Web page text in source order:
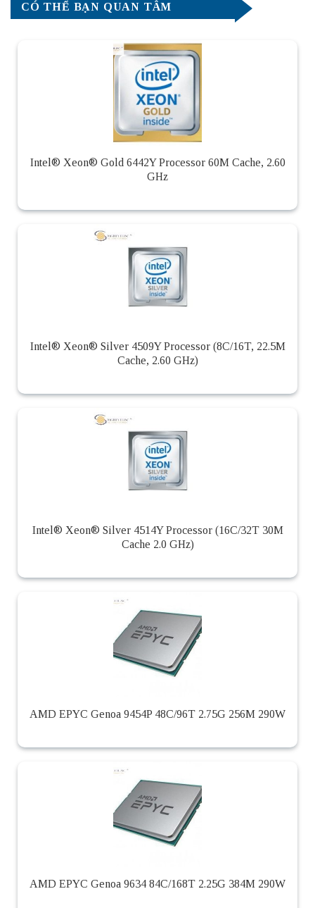
CÓ THỂ BẠN QUAN TÂM
Intel® Xeon® Gold 6442Y Processor 60M Cache, 2.60
GHz
Intel® Xeon® Silver 4509Y Processor (8C/16T, 22.5M
Cache, 2.60 GHz)
Intel® Xeon® Silver 4514Y Processor (16C/32T 30M
Cache 2.0 GHz)
AMD EPYC Genoa 9454P 48C/96T 2.75G 256M 290W
AMD EPYC Genoa 9634 84C/168T 2.25G 384M 290W